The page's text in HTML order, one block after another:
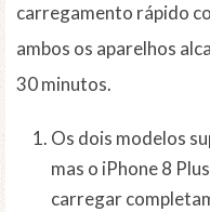
carregamento rápido
ambos os aparelhos
30 minutos.
Os dois modelos
mas o iPhone 8
carregar